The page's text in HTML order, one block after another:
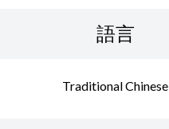
語言
Traditional Chinese